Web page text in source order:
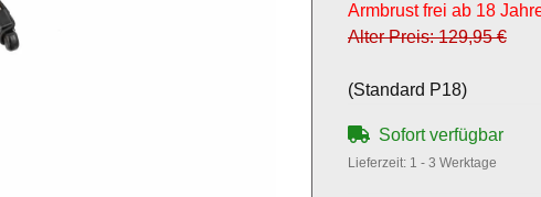
Armbrust frei ab 18
Alter Preis: 129,95 €
(Standard P18)
Sofort verfügbar
Lieferzeit: 1 - 3 Werktage